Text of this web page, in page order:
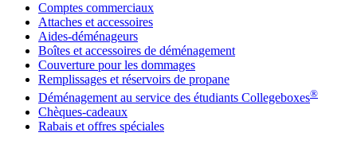
Comptes commerciaux
Attaches et accessoires
Aides-déménageurs
Boîtes et accessoires de déménagement
Couverture pour les dommages
Remplissages et réservoirs de propane
Déménagement au service des étudiants Collegeboxes®
Chèques-cadeaux
Rabais et offres spéciales